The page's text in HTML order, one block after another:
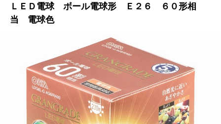
ＬＥＤ電球 ボール電球形 Ｅ２６ ６０形相
当 電球色